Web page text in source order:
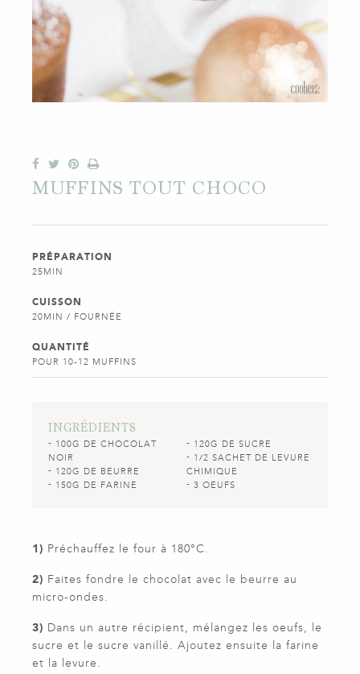
MUFFINS TOUT CHOCO
PRÉPARATION
25MIN
CUISSON
20MIN / FOURNÉE
QUANTITÉ
POUR 10-12 MUFFINS
INGRÉDIENTS
100G DE CHOCOLAT
NOIR
120G DE BEURRE
150G DE FARINE
120G DE SUCRE
1/2 SACHET DE LEVURE
CHIMIQUE
3 OEUFS
1) Préchauffez le four à 180°C.
2) Faites fondre le chocolat avec le beurre au
micro-ondes.
3) Dans un autre récipient, mélangez les oeufs, le
sucre et le sucre vanillé. Ajoutez ensuite la farine
et la levure.